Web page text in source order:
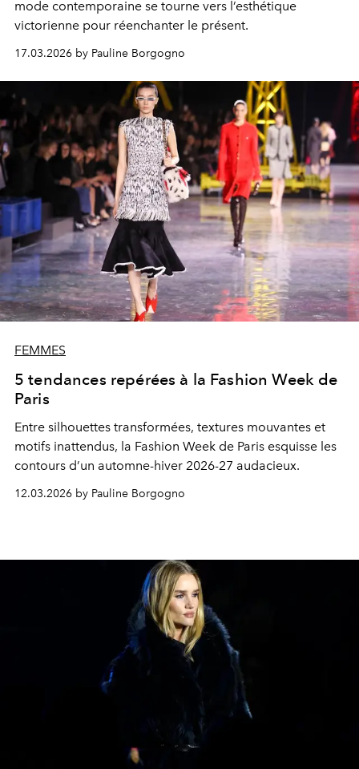
mode contemporaine se tourne vers l’esthétique
victorienne pour réenchanter le présent.
17.03.2026 by Pauline Borgogno
FEMMES
5 tendances repérées à la Fashion Week de
Paris
Entre silhouettes transformées, textures mouvantes et
motifs inattendus, la Fashion Week de Paris esquisse les
contours d’un automne-hiver 2026-27 audacieux.
12.03.2026 by Pauline Borgogno